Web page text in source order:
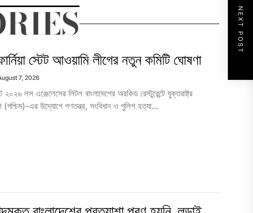
NEXT POST
স্টেট আওয়ামি লীগের নতুন কমিটি ঘোষণা
7, 2026
লস এঞ্জেলেসের লিটল বাংলাদেশের অরকিড রেস্টুরেন্টে যুক্তরাষ্ট্র
(পশ্চিম)-এর উদ্যোগে গণতন্ত্র, সংবিধান ও পুলিশ হত্যা...